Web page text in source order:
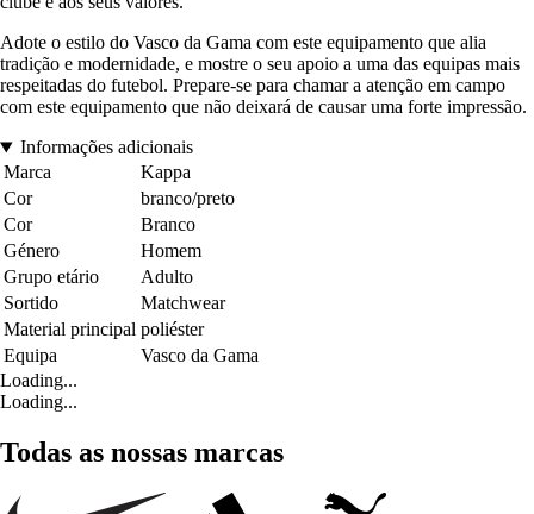
Adote o estilo do Vasco da Gama com este equipamento que alia
tradição e modernidade, e mostre o seu apoio a uma das equipas mais
respeitadas do futebol. Prepare-se para chamar a atenção em campo
com este equipamento que não deixará de causar uma forte impressão.
Informações adicionais
Marca
Kappa
Cor
branco/preto
Cor
Branco
Género
Homem
Grupo etário
Adulto
Sortido
Matchwear
Material principal poliéster
Equipa
Vasco da Gama
Loading...
Loading...
Todas as nossas marcas